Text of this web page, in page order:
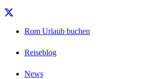
Rom Urlaub buchen
Reiseblog
News